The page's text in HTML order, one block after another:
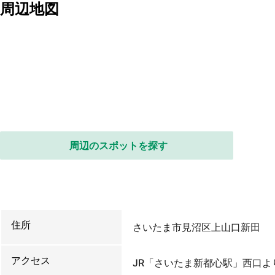
周辺地図
周辺のスポットを探す
住所 さいたま市見沼区上山口新田
アクセス JR「さいたま新都心駅」西口